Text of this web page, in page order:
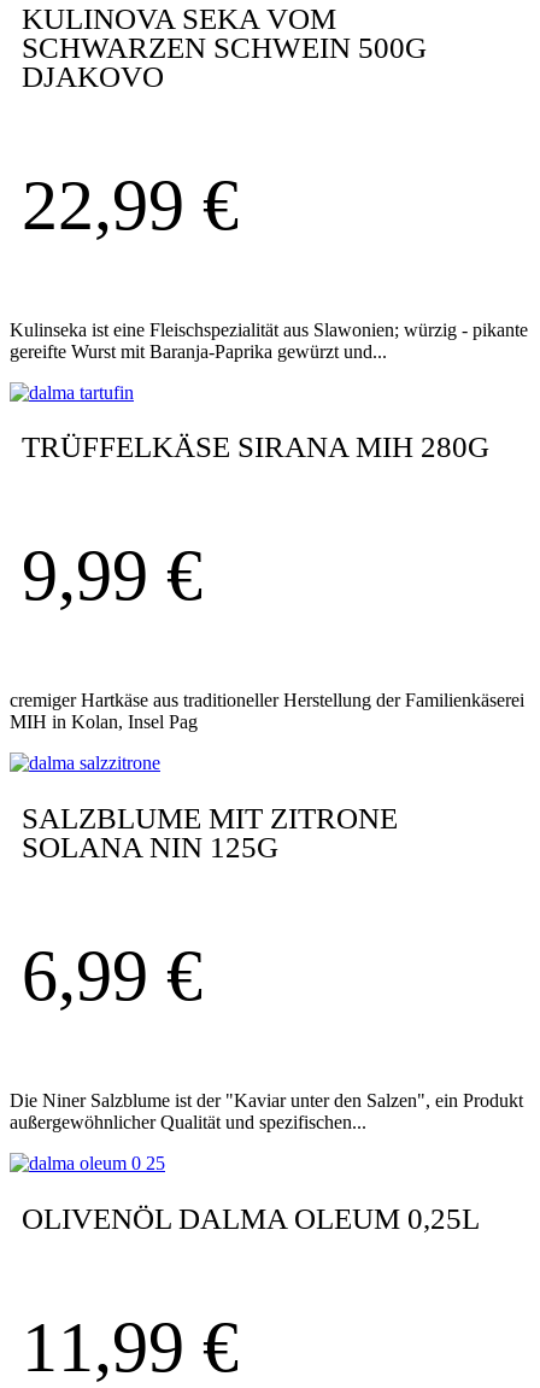
KULINOVA SEKA VOM
SCHWARZEN SCHWEIN 500G
DJAKOVO
22,99 €
Kulinseka ist eine Fleischspezialität aus Slawonien; würzig - pikante
gereifte Wurst mit Baranja-Paprika gewürzt und...
TRÜFFELKÄSE SIRANA MIH 280G
9,99 €
cremiger Hartkäse aus traditioneller Herstellung der Familienkäserei
MIH in Kolan, Insel Pag
SALZBLUME MIT ZITRONE
SOLANA NIN 125G
6,99 €
Die Niner Salzblume ist der "Kaviar unter den Salzen", ein Produkt
außergewöhnlicher Qualität und spezifischen...
OLIVENÖL DALMA OLEUM 0,25L
11,99 €